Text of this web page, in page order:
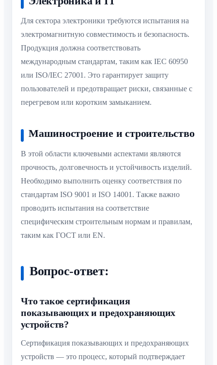
Для сектора электроники требуются испытания на
электромагнитную совместимость и безопасность.
Продукция должна соответствовать
международным стандартам, таким как IEC 60950
или ISO/IEC 27001. Это гарантирует защиту
пользователей и предотвращает риски, связанные с
перегревом или коротким замыканием.
Машиностроение и строительство
В этой области ключевыми аспектами являются
прочность, долговечность и устойчивость изделий.
Необходимо выполнить оценку соответствия по
стандартам ISO 9001 и ISO 14001. Также важно
проводить испытания на соответствие
специфическим строительным нормам и правилам,
таким как ГОСТ или EN.
Вопрос-ответ:
Что такое сертификация
показывающих и предохраняющих
устройств?
Сертификация показывающих и предохраняющих
устройств — это процесс, который подтверждает